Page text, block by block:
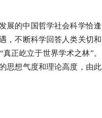
展的中国哲学社会科学恰逢
，不断科学回答人类关切和
正屹立于世界学术之林”。
思想气度和理论高度，由此